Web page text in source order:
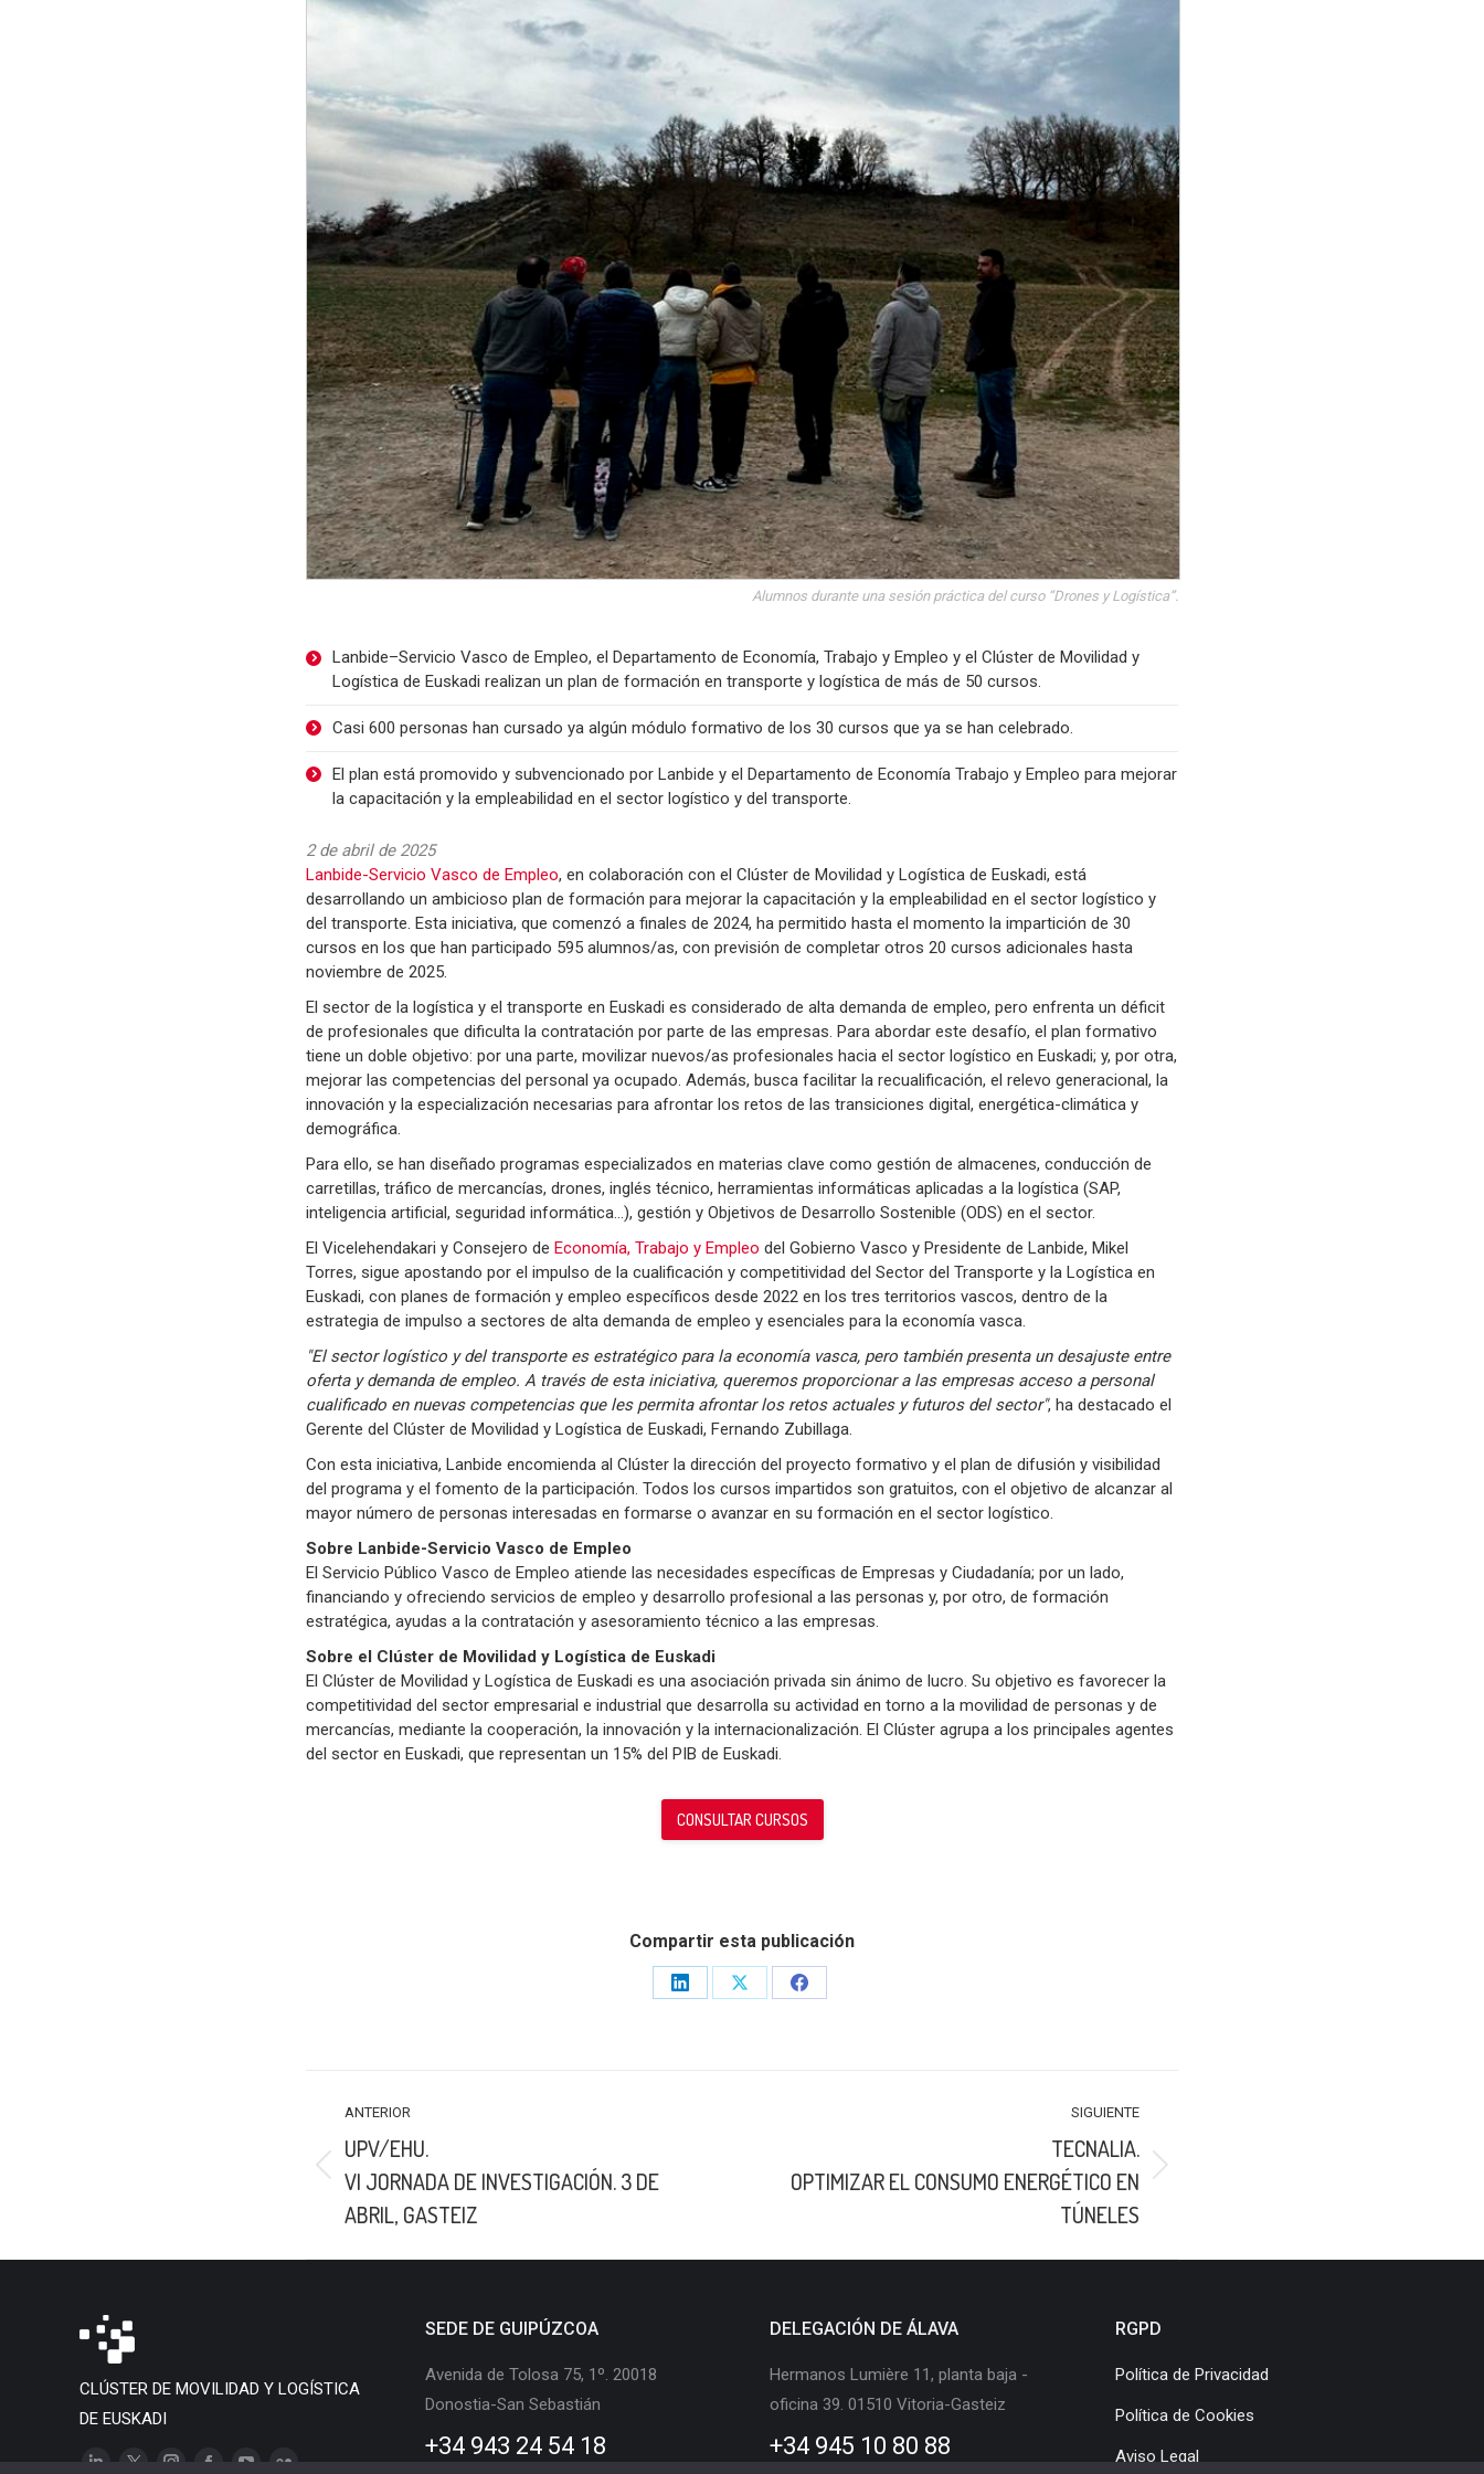
Alumnos durante una sesión práctica del curso “Drones y Logística”.
Lanbide–Servicio Vasco de Empleo, el Departamento de Economía, Trabajo y Empleo y el Clúster de Movilidad y
Logística de Euskadi realizan un plan de formación en transporte y logística de más de 50 cursos.
Casi 600 personas han cursado ya algún módulo formativo de los 30 cursos que ya se han celebrado.
El plan está promovido y subvencionado por Lanbide y el Departamento de Economía Trabajo y Empleo para mejorar
la capacitación y la empleabilidad en el sector logístico y del transporte.
2 de abril de 2025
Lanbide-Servicio Vasco de Empleo, en colaboración con el Clúster de Movilidad y Logística de Euskadi, está
desarrollando un ambicioso plan de formación para mejorar la capacitación y la empleabilidad en el sector logístico y
del transporte. Esta iniciativa, que comenzó a finales de 2024, ha permitido hasta el momento la impartición de 30
cursos en los que han participado 595 alumnos/as, con previsión de completar otros 20 cursos adicionales hasta
noviembre de 2025.
El sector de la logística y el transporte en Euskadi es considerado de alta demanda de empleo, pero enfrenta un déficit
de profesionales que dificulta la contratación por parte de las empresas. Para abordar este desafío, el plan formativo
tiene un doble objetivo: por una parte, movilizar nuevos/as profesionales hacia el sector logístico en Euskadi; y, por otra,
mejorar las competencias del personal ya ocupado. Además, busca facilitar la recualificación, el relevo generacional, la
innovación y la especialización necesarias para afrontar los retos de las transiciones digital, energética-climática y
demográfica.
Para ello, se han diseñado programas especializados en materias clave como gestión de almacenes, conducción de
carretillas, tráfico de mercancías, drones, inglés técnico, herramientas informáticas aplicadas a la logística (SAP,
inteligencia artificial, seguridad informática…), gestión y Objetivos de Desarrollo Sostenible (ODS) en el sector.
El Vicelehendakari y Consejero de Economía, Trabajo y Empleo del Gobierno Vasco y Presidente de Lanbide, Mikel
Torres, sigue apostando por el impulso de la cualificación y competitividad del Sector del Transporte y la Logística en
Euskadi, con planes de formación y empleo específicos desde 2022 en los tres territorios vascos, dentro de la
estrategia de impulso a sectores de alta demanda de empleo y esenciales para la economía vasca.
"El sector logístico y del transporte es estratégico para la economía vasca, pero también presenta un desajuste entre
oferta y demanda de empleo. A través de esta iniciativa, queremos proporcionar a las empresas acceso a personal
cualificado en nuevas competencias que les permita afrontar los retos actuales y futuros del sector", ha destacado el
Gerente del Clúster de Movilidad y Logística de Euskadi, Fernando Zubillaga.
Con esta iniciativa, Lanbide encomienda al Clúster la dirección del proyecto formativo y el plan de difusión y visibilidad
del programa y el fomento de la participación. Todos los cursos impartidos son gratuitos, con el objetivo de alcanzar al
mayor número de personas interesadas en formarse o avanzar en su formación en el sector logístico.
Sobre Lanbide-Servicio Vasco de Empleo
El Servicio Público Vasco de Empleo atiende las necesidades específicas de Empresas y Ciudadanía; por un lado,
financiando y ofreciendo servicios de empleo y desarrollo profesional a las personas y, por otro, de formación
estratégica, ayudas a la contratación y asesoramiento técnico a las empresas.
Sobre el Clúster de Movilidad y Logística de Euskadi
El Clúster de Movilidad y Logística de Euskadi es una asociación privada sin ánimo de lucro. Su objetivo es favorecer la
competitividad del sector empresarial e industrial que desarrolla su actividad en torno a la movilidad de personas y de
mercancías, mediante la cooperación, la innovación y la internacionalización. El Clúster agrupa a los principales agentes
del sector en Euskadi, que representan un 15% del PIB de Euskadi.
CONSULTAR CURSOS
Compartir esta publicación
Share
Share
Share
ENTRE
PUBLICACIONES
ANTERIOR
Publicación
UPV/EHU.
VI JORNADA DE INVESTIGACIÓN. 3 DE
ABRIL, GASTEIZ
SIGUIENTE
Publicación
TECNALIA.
OPTIMIZAR EL CONSUMO ENERGÉTICO EN
TÚNELES
CLÚSTER DE MOVILIDAD Y LOGÍSTICA
DE EUSKADI
SEDE DE GUIPÚZCOA
Avenida de Tolosa 75, 1º. 20018
Donostia-San Sebastián
+34 943 24 54 18
DELEGACIÓN DE ÁLAVA
Hermanos Lumière 11, planta baja -
oficina 39. 01510 Vitoria-Gasteiz
+34 945 10 80 88
RGPD
Política de Privacidad
Política de Cookies
Aviso Legal